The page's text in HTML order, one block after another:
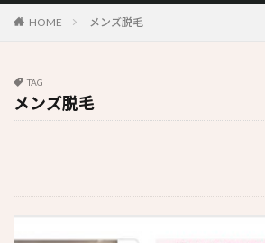
HOME メンズ脱毛
TAG
メンズ脱毛